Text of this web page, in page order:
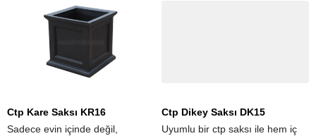
Ctp Kare Saksı KR16
Sadece evin içinde değil,
Ctp Dikey Saksı DK15
Uyumlu bir ctp saksı ile hem iç